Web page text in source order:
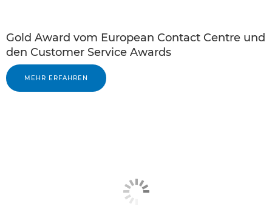
Gold Award vom European Contact Centre und
den Customer Service Awards
MEHR ERFAHREN